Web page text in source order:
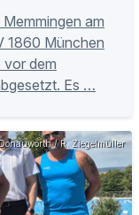
am
1860 München
vor dem
Es …
/ R. Ziegelmüller